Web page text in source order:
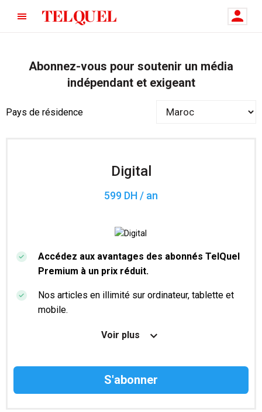
Abonnez-vous pour soutenir un média
indépendant et exigeant
Pays de résidence
Digital
599 DH / an
Accédez aux avantages des abonnés TelQuel
Premium à un prix réduit.
Nos articles en illimité sur ordinateur, tablette et
mobile.
Le magazine TelQuel en numérique avant la sortie
Des informations confidentielles résérvées aux
Voir plus